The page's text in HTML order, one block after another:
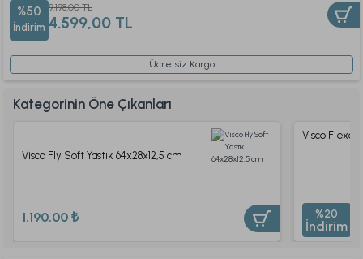
%50
İndirim
9.198,00 TL
4.599,00 TL
Ücretsiz Kargo
Kategorinin Öne Çıkanları
Visco Fly Soft Yastık 64x28x12,5 cm
1.190,00 ₺
Visco Flexo
%20
İndirim